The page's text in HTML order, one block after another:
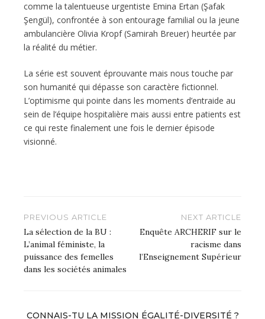
comme la talentueuse urgentiste Emina Ertan (Şafak
Şengül), confrontée à son entourage familial ou la jeune
ambulancière Olivia Kropf (Samirah Breuer) heurtée par
la réalité du métier.
La série est souvent éprouvante mais nous touche par
son humanité qui dépasse son caractère fictionnel.
L’optimisme qui pointe dans les moments d’entraide au
sein de l’équipe hospitalière mais aussi entre patients est
ce qui reste finalement une fois le dernier épisode
visionné.
Navigation
de
l’article
PREVIOUS ARTICLE
La sélection de la BU :
L’animal féministe, la
puissance des femelles
dans les sociétés animales
NEXT ARTICLE
Enquête ARCHERIF sur le
racisme dans
l’Enseignement Supérieur
CONNAIS-TU LA MISSION ÉGALITÉ-DIVERSITÉ ?